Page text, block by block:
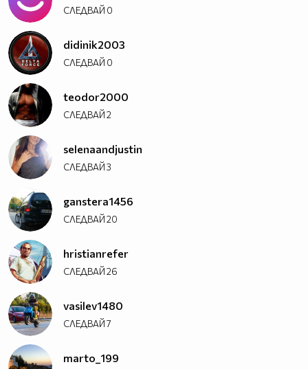
СЛЕДВАЙ 0
didinik2003
СЛЕДВАЙ 0
teodor2000
СЛЕДВАЙ2
selenaandjustin
СЛЕДВАЙ3
ganstera1456
СЛЕДВАЙ20
hristianrefer
СЛЕДВАЙ26
vasilev1480
СЛЕДВАЙ7
marto_199